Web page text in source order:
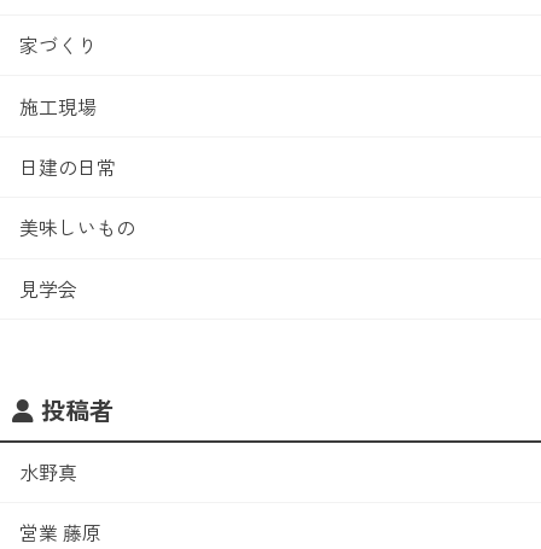
家づくり
施工現場
日建の日常
美味しいもの
見学会
投稿者
水野真
営業 藤原